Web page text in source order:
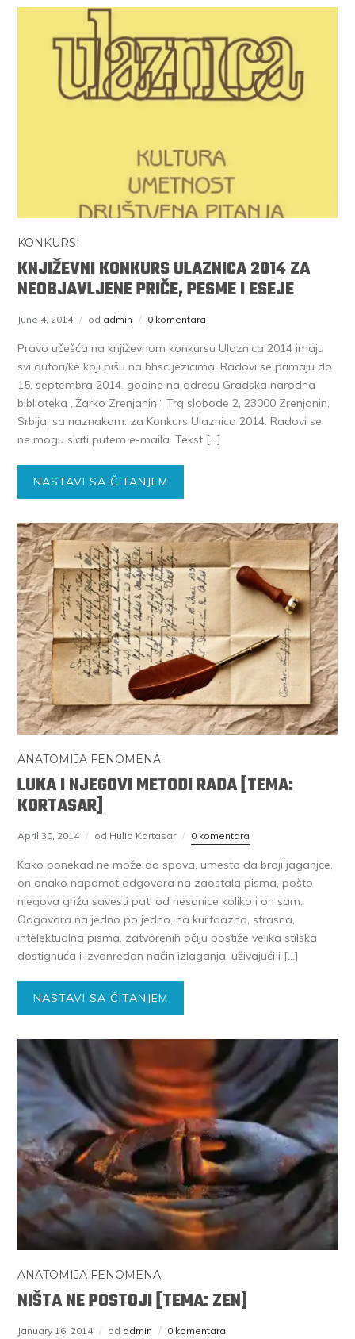
KONKURSI
KNJIŽEVNI KONKURS ULAZNICA 2014 ZA
NEOBJAVLJENE PRIČE, PESME I ESEJE
June 4, 2014 od admin 0 komentara
Pravo učešća na književnom konkursu Ulaznica 2014 imaju
svi autori/ke koji pišu na bhsc jezicima. Radovi se primaju do
15. septembra 2014. godine na adresu Gradska narodna
biblioteka „Žarko Zrenjanin“, Trg slobode 2, 23000 Zrenjanin,
Srbija, sa naznakom: za Konkurs Ulaznica 2014. Radovi se
ne mogu slati putem e-maila. Tekst […]
NASTAVI SA ČITANJEM
ANATOMIJA FENOMENA
LUKA I NJEGOVI METODI RADA [TEMA:
KORTASAR]
April 30, 2014 od Hulio Kortasar 0 komentara
Kako ponekad ne može da spava, umesto da broji jaganjce,
on onako napamet odgovara na zaostala pisma, pošto
njegova griža savesti pati od nesanice koliko i on sam.
Odgovara na jedno po jedno, na kurtoazna, strasna,
intelektualna pisma, zatvorenih očiju postiže velika stilska
dostignuća i izvanredan način izlaganja, uživajući i […]
NASTAVI SA ČITANJEM
ANATOMIJA FENOMENA
NIŠTA NE POSTOJI [TEMA: ZEN]
January 16, 2014 od admin 0 komentara